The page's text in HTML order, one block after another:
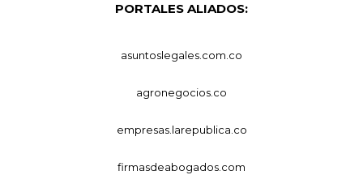
PORTALES ALIADOS:
asuntoslegales.com.co
agronegocios.co
empresas.larepublica.co
firmasdeabogados.com